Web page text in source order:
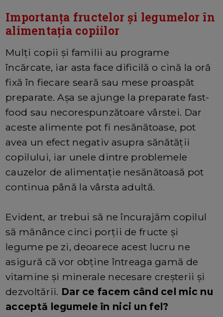
Importanța fructelor și legumelor în
alimentația copiilor
Mulți copii și familii au programe
încărcate, iar asta face dificilă o cină la oră
fixă în fiecare seară sau mese proaspăt
preparate. Așa se ajunge la preparate fast-
food sau necorespunzătoare vârstei. Dar
aceste alimente pot fi nesănătoase, pot
avea un efect negativ asupra sănătății
copilului, iar unele dintre problemele
cauzelor de alimentație nesănătoasă pot
continua până la vârsta adultă.
Evident, ar trebui să ne încurajăm copilul
să mănânce cinci porții de fructe și
legume pe zi, deoarece acest lucru ne
asigură că vor obține întreaga gamă de
vitamine și minerale necesare creșterii și
dezvoltării. Dar ce facem când cel mic nu
acceptă legumele în nici un fel?